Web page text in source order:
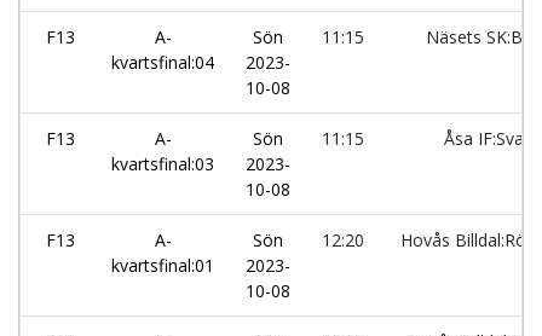
F13
A-
kvartsfinal:04
Sön
2023-
10-08
11:15 Näsets SK:Blå
F13
A-
kvartsfinal:03
Sön
2023-
10-08
11:15 Åsa IF:Svart
F13
A-
kvartsfinal:01
Sön
2023-
10-08
12:20 Hovås Billdal:Röd